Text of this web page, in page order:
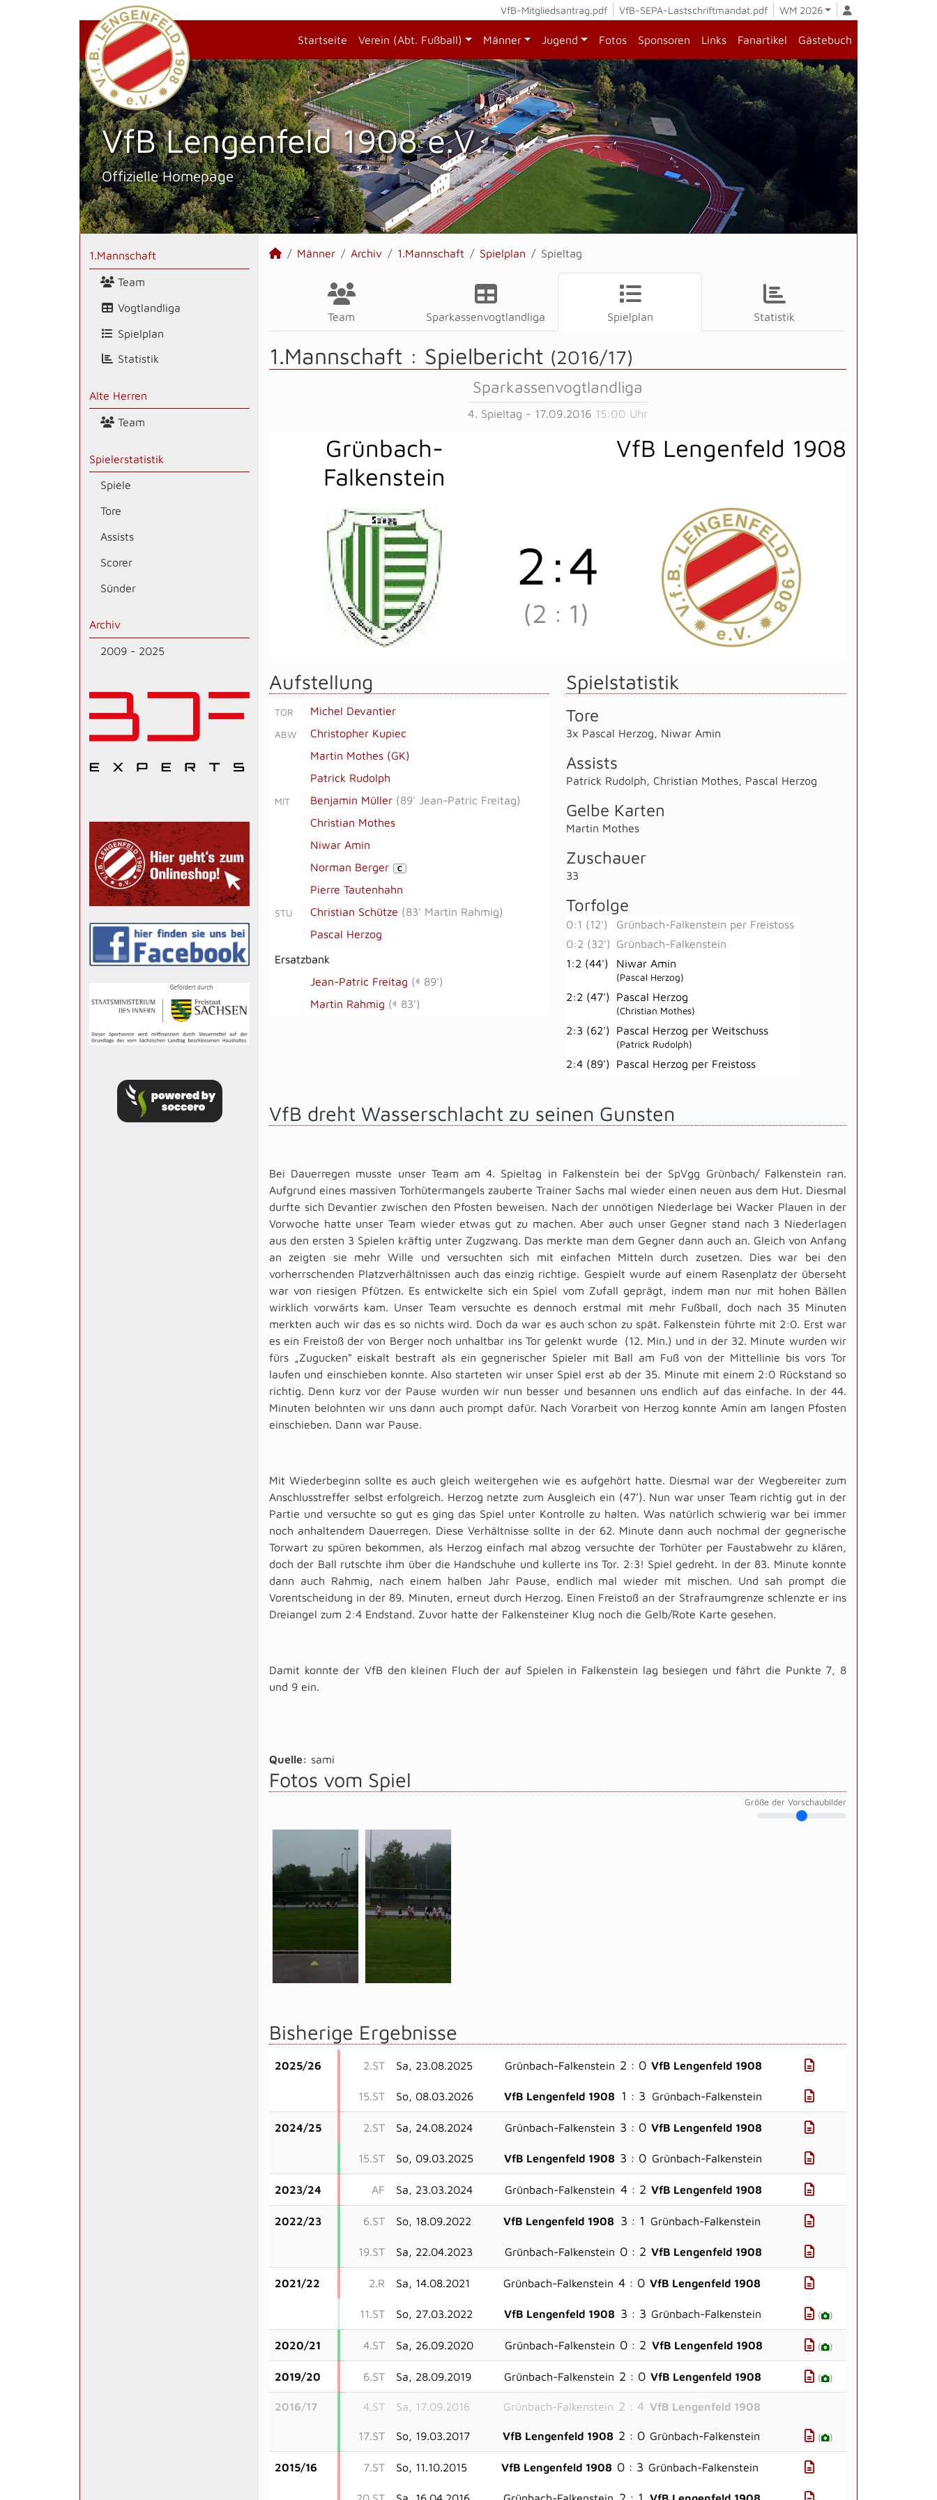
VfB-Mitgliedsantrag.pdf VfB-SEPA-Lastschriftmandat.pdf WM 2026
Startseite Verein (Abt. Fußball) Männer Jugend Fotos Sponsoren Links Fanartikel Gästebuch
VfB Lengenfeld 1908 e.V.
Offizielle Homepage
1.Mannschaft
Team
Vogtlandliga
Spielplan
Statistik
Alte Herren
Team
Spielerstatistik
Spiele
Tore
Assists
Scorer
Sünder
Archiv
2009 - 2025
Männer Archiv 1.Mannschaft Spielplan Spieltag
Team Sparkassenvogtlandliga Spielplan Statistik
1.Mannschaft : Spielbericht (2016/17)
Sparkassenvogtlandliga
4. Spieltag - 17.09.2016 15:00 Uhr
Grünbach-
Falkenstein
VfB Lengenfeld 1908
2 :4
(2 : 1)
Aufstellung
TOR Michel Devantier
ABW
Christopher Kupiec
Martin Mothes (GK)
Patrick Rudolph
MIT Benjamin Müller (89' Jean-Patric Freitag)
Christian Mothes
Niwar Amin
Norman Berger
C
Pierre Tautenhahn
STU Christian Schütze (83' Martin Rahmig)
Pascal Herzog
Ersatzbank
Jean-Patric Freitag (
89')
Martin Rahmig ( 83')
Spielstatistik
Tore
3x Pascal Herzog Niwar Amin
Assists
Patrick Rudolph Christian Mothes Pascal Herzog
Gelbe Karten
Martin Mothes
Zuschauer
33
Torfolge
0:1 (12')
Grünbach-Falkenstein per Freistoss
0:2 (32')
Grünbach-Falkenstein
1:2 (44')
Niwar Amin
(Pascal Herzog)
2:2 (47') Pascal Herzog
(Christian Mothes)
2:3 (62') Pascal Herzog per Weitschuss
(Patrick Rudolph)
2:4 (89') Pascal Herzog per Freistoss
VfB dreht Wasserschlacht zu seinen Gunsten
Bei Dauerregen musste unser Team am 4. Spieltag in Falkenstein bei der SpVgg Grünbach/ Falkenstein ran.
Aufgrund eines massiven Torhütermangels zauberte Trainer Sachs mal wieder einen neuen aus dem Hut. Diesmal
durfte sich Devantier zwischen den Pfosten beweisen. Nach der unnötigen Niederlage bei Wacker Plauen in der
Vorwoche hatte unser Team wieder etwas gut zu machen. Aber auch unser Gegner stand nach 3 Niederlagen
aus den ersten 3 Spielen kräftig unter Zugzwang. Das merkte man dem Gegner dann auch an. Gleich von Anfang
an zeigten sie mehr Wille und versuchten sich mit einfachen Mitteln durch zusetzen. Dies war bei den
vorherrschenden Platzverhältnissen auch das einzig richtige. Gespielt wurde auf einem Rasenplatz der überseht
war von riesigen Pfützen. Es entwickelte sich ein Spiel vom Zufall geprägt, indem man nur mit hohen Bällen
wirklich vorwärts kam. Unser Team versuchte es dennoch erstmal mit mehr Fußball, doch nach 35 Minuten
merkten auch wir das es so nichts wird. Doch da war es auch schon zu spät. Falkenstein führte mit 2:0. Erst war
es ein Freistoß der von Berger noch unhaltbar ins Tor gelenkt wurde (12. Min.) und in der 32. Minute wurden wir
fürs „Zugucken“ eiskalt bestraft als ein gegnerischer Spieler mit Ball am Fuß von der Mittellinie bis vors Tor
laufen und einschieben konnte. Also starteten wir unser Spiel erst ab der 35. Minute mit einem 2:0 Rückstand so
richtig. Denn kurz vor der Pause wurden wir nun besser und besannen uns endlich auf das einfache. In der 44.
Minuten belohnten wir uns dann auch prompt dafür. Nach Vorarbeit von Herzog konnte Amin am langen Pfosten
einschieben. Dann war Pause.
Mit Wiederbeginn sollte es auch gleich weitergehen wie es aufgehört hatte. Diesmal war der Wegbereiter zum
Anschlusstreffer selbst erfolgreich. Herzog netzte zum Ausgleich ein (47’). Nun war unser Team richtig gut in der
Partie und versuchte so gut es ging das Spiel unter Kontrolle zu halten. Was natürlich schwierig war bei immer
noch anhaltendem Dauerregen. Diese Verhältnisse sollte in der 62. Minute dann auch nochmal der gegnerische
Torwart zu spüren bekommen, als Herzog einfach mal abzog versuchte der Torhüter per Faustabwehr zu klären,
doch der Ball rutschte ihm über die Handschuhe und kullerte ins Tor. 2:3! Spiel gedreht. In der 83. Minute konnte
dann auch Rahmig, nach einem halben Jahr Pause, endlich mal wieder mit mischen. Und sah prompt die
Vorentscheidung in der 89. Minuten, erneut durch Herzog. Einen Freistoß an der Strafraumgrenze schlenzte er ins
Dreiangel zum 2:4 Endstand. Zuvor hatte der Falkensteiner Klug noch die Gelb/Rote Karte gesehen.
Damit konnte der VfB den kleinen Fluch der auf Spielen in Falkenstein lag besiegen und fährt die Punkte 7, 8
und 9 ein.
Quelle: sami
Fotos vom Spiel
Größe der Vorschaubilder
Bisherige Ergebnisse
2025/26 2.ST Sa, 23.08.2025 Grünbach-Falkenstein 2 : 0 VfB Lengenfeld 1908
15.ST So, 08.03.2026 VfB Lengenfeld 1908 1 : 3 Grünbach-Falkenstein
2024/25 2.ST Sa, 24.08.2024 Grünbach-Falkenstein 3 : 0 VfB Lengenfeld 1908
15.ST So, 09.03.2025 VfB Lengenfeld 1908 3 : 0 Grünbach-Falkenstein
2023/24 AF Sa, 23.03.2024 Grünbach-Falkenstein 4 : 2 VfB Lengenfeld 1908
2022/23 6.ST So, 18.09.2022 VfB Lengenfeld 1908 3 : 1 Grünbach-Falkenstein
19.ST Sa, 22.04.2023 Grünbach-Falkenstein 0 : 2 VfB Lengenfeld 1908
2021/22 2.R Sa, 14.08.2021 Grünbach-Falkenstein 4 : 0 VfB Lengenfeld 1908
11.ST So, 27.03.2022 VfB Lengenfeld 1908 3 : 3 Grünbach-Falkenstein ( )
2020/21 4.ST Sa, 26.09.2020 Grünbach-Falkenstein 0 : 2 VfB Lengenfeld 1908 ( )
2019/20 6.ST Sa, 28.09.2019 Grünbach-Falkenstein 2 : 0 VfB Lengenfeld 1908 ( )
2016/17 4.ST Sa, 17.09.2016 Grünbach-Falkenstein 2 : 4 VfB Lengenfeld 1908
17.ST So, 19.03.2017 VfB Lengenfeld 1908 2 : 0 Grünbach-Falkenstein ( )
2015/16 7.ST So, 11.10.2015 VfB Lengenfeld 1908 0 : 3 Grünbach-Falkenstein